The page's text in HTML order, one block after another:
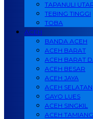
TAPANULI
TEBING TINGGI
TOBA
ACEH
BANDA ACEH
ACEH BARAT
ACEH BARAT
ACEH BESAR
ACEH JAYA
ACEH SELATAN
GAYO LUES
ACEH SINGKIL
ACEH TAMIANG